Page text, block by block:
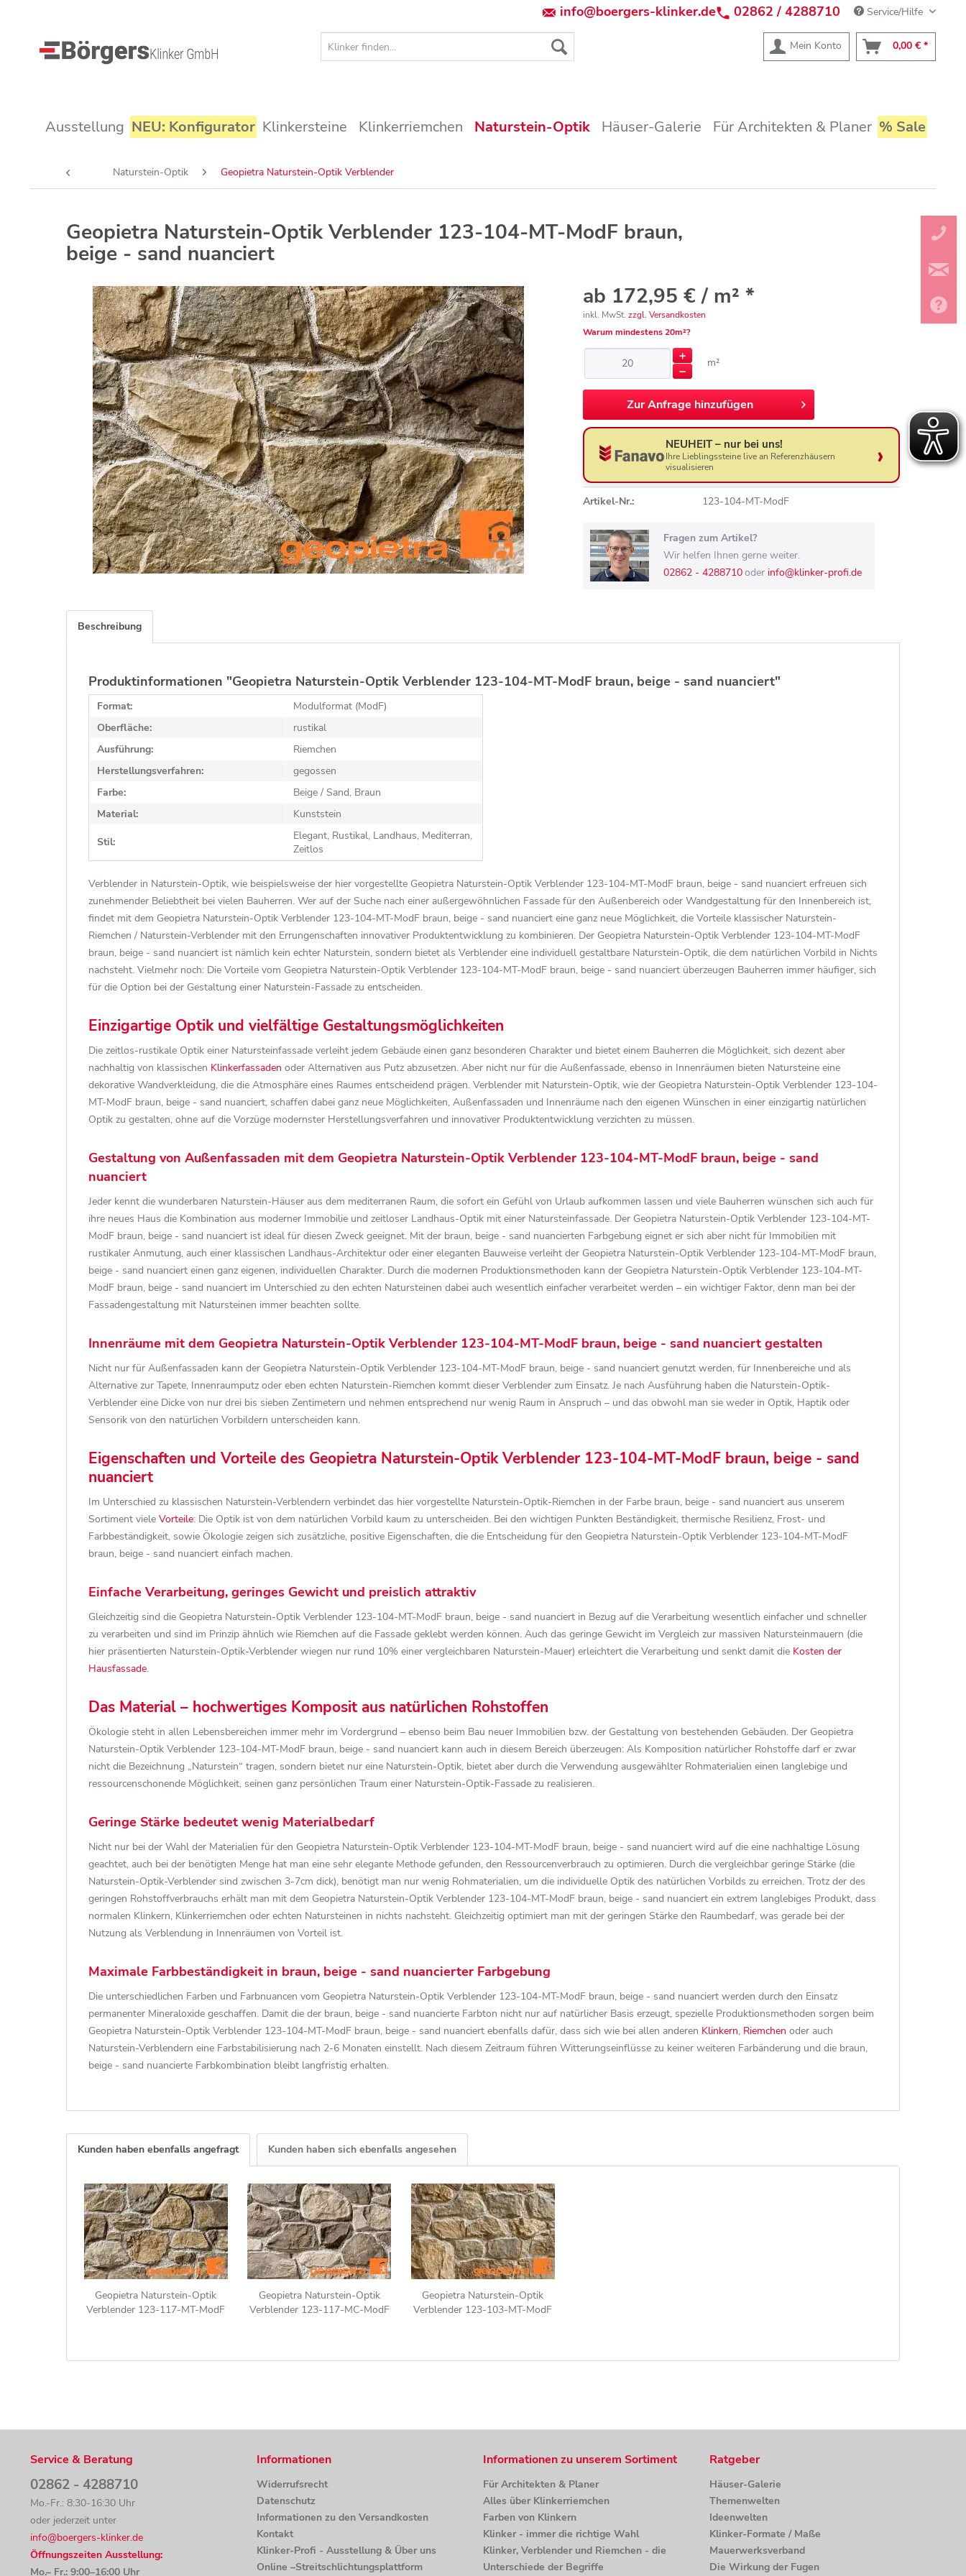
info@boergers-klinker.de 02862 / 4288710 Service/Hilfe
Mein Konto 0,00 € *
Ausstellung NEU: Konfigurator Klinkersteine Klinkerriemchen Naturstein-Optik Häuser-Galerie Für Architekten & Planer % Sale
Naturstein-Optik Geopietra Naturstein-Optik Verblender
Geopietra Naturstein-Optik Verblender 123-104-MT-ModF braun,
beige - sand nuanciert
ab 172,95 € / m² *
inkl. MwSt.zzgl. Versandkosten
Warum mindestens 20m²?
m²
ZurAnfrage hinzufügen
NEUHEIT – nur bei uns!
Ihre Lieblingssteine live an Referenzhäusern
visualisieren
Artikel-Nr.: 123-104-MT-ModF
Fragen zum Artikel?
Wir helfen Ihnen gerne weiter.
02862 - 4288710oder info@klinker-profi.de
Beschreibung
Produktinformationen "Geopietra Naturstein-Optik Verblender 123-104-MT-ModF braun, beige - sand nuanciert"
Format:
Modulformat (ModF)
Oberfläche:
rustikal
Ausführung:
Riemchen
Herstellungsverfahren:
gegossen
Farbe:
Beige / Sand, Braun
Material:
Kunststein
Stil:
Elegant, Rustikal, Landhaus, Mediterran,
Zeitlos
Verblender in Naturstein-Optik, wie beispielsweise der hier vorgestellte Geopietra Naturstein-Optik Verblender 123-104-MT-ModF braun, beige - sand nuanciert erfreuen sich
zunehmender Beliebtheit bei vielen Bauherren. Wer auf der Suche nach einer außergewöhnlichen Fassade für den Außenbereich oder Wandgestaltung für den Innenbereich ist,
findet mit dem Geopietra Naturstein-Optik Verblender 123-104-MT-ModF braun, beige - sand nuanciert eine ganz neue Möglichkeit, die Vorteile klassischer Naturstein-
Riemchen / Naturstein-Verblender mit den Errungenschaften innovativer Produktentwicklung zu kombinieren. Der Geopietra Naturstein-Optik Verblender 123-104-MT-ModF
braun, beige - sand nuanciert ist nämlich kein echter Naturstein, sondern bietet als Verblender eine individuell gestaltbare Naturstein-Optik, die dem natürlichen Vorbild in Nichts
nachsteht. Vielmehr noch: Die Vorteile vom Geopietra Naturstein-Optik Verblender 123-104-MT-ModF braun, beige - sand nuanciert überzeugen Bauherren immer häufiger, sich
für die Option bei der Gestaltung einer Naturstein-Fassade zu entscheiden.
Einzigartige Optik und vielfältige Gestaltungsmöglichkeiten
Die zeitlos-rustikale Optik einer Natursteinfassade verleiht jedem Gebäude einen ganz besonderen Charakter und bietet einem Bauherren die Möglichkeit, sich dezent aber
nachhaltig von klassischen Klinkerfassaden oder Alternativen aus Putz abzusetzen. Aber nicht nur für die Außenfassade, ebenso in Innenräumen bieten Natursteine eine
dekorative Wandverkleidung, die die Atmosphäre eines Raumes entscheidend prägen. Verblender mit Naturstein-Optik, wie der Geopietra Naturstein-Optik Verblender 123-104-
MT-ModF braun, beige - sand nuanciert, schaffen dabei ganz neue Möglichkeiten, Außenfassaden und Innenräume nach den eigenen Wünschen in einer einzigartig natürlichen
Optik zu gestalten, ohne auf die Vorzüge modernster Herstellungsverfahren und innovativer Produktentwicklung verzichten zu müssen.
Gestaltung von Außenfassaden mit dem Geopietra Naturstein-Optik Verblender 123-104-MT-ModF braun, beige - sand
nuanciert
Jeder kennt die wunderbaren Naturstein-Häuser aus dem mediterranen Raum, die sofort ein Gefühl von Urlaub aufkommen lassen und viele Bauherren wünschen sich auch für
ihre neues Haus die Kombination aus moderner Immobilie und zeitloser Landhaus-Optik mit einer Natursteinfassade. Der Geopietra Naturstein-Optik Verblender 123-104-MT-
ModF braun, beige - sand nuanciert ist ideal für diesen Zweck geeignet. Mit der braun, beige - sand nuancierten Farbgebung eignet er sich aber nicht für Immobilien mit
rustikaler Anmutung, auch einer klassischen Landhaus-Architektur oder einer eleganten Bauweise verleiht der Geopietra Naturstein-Optik Verblender 123-104-MT-ModF braun,
beige - sand nuanciert einen ganz eigenen, individuellen Charakter. Durch die modernen Produktionsmethoden kann der Geopietra Naturstein-Optik Verblender 123-104-MT-
ModF braun, beige - sand nuanciert im Unterschied zu den echten Natursteinen dabei auch wesentlich einfacher verarbeitet werden – ein wichtiger Faktor, denn man bei der
Fassadengestaltung mit Natursteinen immer beachten sollte.
Innenräume mit dem Geopietra Naturstein-Optik Verblender 123-104-MT-ModF braun, beige - sand nuanciert gestalten
Nicht nur für Außenfassaden kann der Geopietra Naturstein-Optik Verblender 123-104-MT-ModF braun, beige - sand nuanciert genutzt werden, für Innenbereiche und als
Alternative zur Tapete, Innenraumputz oder eben echten Naturstein-Riemchen kommt dieser Verblender zum Einsatz. Je nach Ausführung haben die Naturstein-Optik-
Verblender eine Dicke von nur drei bis sieben Zentimetern und nehmen entsprechend nur wenig Raum in Anspruch – und das obwohl man sie weder in Optik, Haptik oder
Sensorik von den natürlichen Vorbildern unterscheiden kann.
Eigenschaften und Vorteile des Geopietra Naturstein-Optik Verblender 123-104-MT-ModF braun, beige - sand
nuanciert
Im Unterschied zu klassischen Naturstein-Verblendern verbindet das hier vorgestellte Naturstein-Optik-Riemchen in der Farbe braun, beige - sand nuanciert aus unserem
Sortiment viele Vorteile: Die Optik ist von dem natürlichen Vorbild kaum zu unterscheiden. Bei den wichtigen Punkten Beständigkeit, thermische Resilienz, Frost- und
Farbbeständigkeit, sowie Ökologie zeigen sich zusätzliche, positive Eigenschaften, die die Entscheidung für den Geopietra Naturstein-Optik Verblender 123-104-MT-ModF
braun, beige - sand nuanciert einfach machen.
Einfache Verarbeitung, geringes Gewicht und preislich attraktiv
Gleichzeitig sind die Geopietra Naturstein-Optik Verblender 123-104-MT-ModF braun, beige - sand nuanciert in Bezug auf die Verarbeitung wesentlich einfacher und schneller
zu verarbeiten und sind im Prinzip ähnlich wie Riemchen auf die Fassade geklebt werden können. Auch das geringe Gewicht im Vergleich zur massiven Natursteinmauern (die
hier präsentierten Naturstein-Optik-Verblender wiegen nur rund 10% einer vergleichbaren Naturstein-Mauer) erleichtert die Verarbeitung und senkt damit die Kosten der
Hausfassade.
Das Material – hochwertiges Komposit aus natürlichen Rohstoffen
Ökologie steht in allen Lebensbereichen immer mehr im Vordergrund – ebenso beim Bau neuer Immobilien bzw. der Gestaltung von bestehenden Gebäuden. Der Geopietra
Naturstein-Optik Verblender 123-104-MT-ModF braun, beige - sand nuanciert kann auch in diesem Bereich überzeugen: Als Komposition natürlicher Rohstoffe darf er zwar
nicht die Bezeichnung „Naturstein“ tragen, sondern bietet nur eine Naturstein-Optik, bietet aber durch die Verwendung ausgewählter Rohmaterialien einen langlebige und
ressourcenschonende Möglichkeit, seinen ganz persönlichen Traum einer Naturstein-Optik-Fassade zu realisieren.
Geringe Stärke bedeutet wenig Materialbedarf
Nicht nur bei der Wahl der Materialien für den Geopietra Naturstein-Optik Verblender 123-104-MT-ModF braun, beige - sand nuanciert wird auf die eine nachhaltige Lösung
geachtet, auch bei der benötigten Menge hat man eine sehr elegante Methode gefunden, den Ressourcenverbrauch zu optimieren. Durch die vergleichbar geringe Stärke (die
Naturstein-Optik-Verblender sind zwischen 3-7cm dick), benötigt man nur wenig Rohmaterialien, um die individuelle Optik des natürlichen Vorbilds zu erreichen. Trotz der des
geringen Rohstoffverbrauchs erhält man mit dem Geopietra Naturstein-Optik Verblender 123-104-MT-ModF braun, beige - sand nuanciert ein extrem langlebiges Produkt, dass
normalen Klinkern, Klinkerriemchen oder echten Natursteinen in nichts nachsteht. Gleichzeitig optimiert man mit der geringen Stärke den Raumbedarf, was gerade bei der
Nutzung als Verblendung in Innenräumen von Vorteil ist.
Maximale Farbbeständigkeit in braun, beige - sand nuancierter Farbgebung
Die unterschiedlichen Farben und Farbnuancen vom Geopietra Naturstein-Optik Verblender 123-104-MT-ModF braun, beige - sand nuanciert werden durch den Einsatz
permanenter Mineraloxide geschaffen. Damit die der braun, beige - sand nuancierte Farbton nicht nur auf natürlicher Basis erzeugt, spezielle Produktionsmethoden sorgen beim
Geopietra Naturstein-Optik Verblender 123-104-MT-ModF braun, beige - sand nuanciert ebenfalls dafür, dass sich wie bei allen anderen Klinkern, Riemchen oder auch
Naturstein-Verblendern eine Farbstabilisierung nach 2-6 Monaten einstellt. Nach diesem Zeitraum führen Witterungseinflüsse zu keiner weiteren Farbänderung und die braun,
beige - sand nuancierte Farbkombination bleibt langfristig erhalten.
Kunden haben ebenfalls angefragt Kunden haben sich ebenfalls angesehen
Geopietra Naturstein-Optik
Verblender 123-117-MT-ModF
Geopietra Naturstein-Optik
Verblender 123-117-MC-ModF
Geopietra Naturstein-Optik
Verblender 123-103-MT-ModF
Service & Beratung
02862 - 4288710
Mo.-Fr.: 8:30-16:30 Uhr
oder jederzeit unter
info@boergers-klinker.de
Öffnungszeiten Ausstellung:
Mo.– Fr.: 9:00–16:00 Uhr
Informationen
Widerrufsrecht
Datenschutz
Informationen zu den Versandkosten
Kontakt
Klinker-Profi - Ausstellung & Über uns
Online –Streitschlichtungsplattform
Informationen zu unserem Sortiment
Für Architekten & Planer
Alles über Klinkerriemchen
Farben von Klinkern
Klinker - immer die richtige Wahl
Klinker, Verblender und Riemchen - die
Unterschiede der Begriffe
Ratgeber
Häuser-Galerie
Themenwelten
Ideenwelten
Klinker-Formate / Maße
Mauerwerksverband
Die Wirkung der Fugen